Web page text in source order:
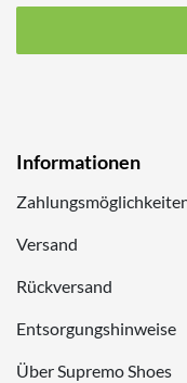
Informationen
Versand
Rückversand
Entsorgungshinweise
Über Supremo Shoes